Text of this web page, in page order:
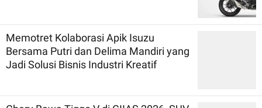
Memotret Kolaborasi Apik Isuzu
Bersama Putri dan Delima Mandiri yang
Jadi Solusi Bisnis Industri Kreatif